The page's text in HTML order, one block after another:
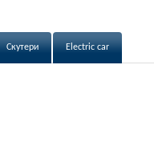
Скутери Electric car